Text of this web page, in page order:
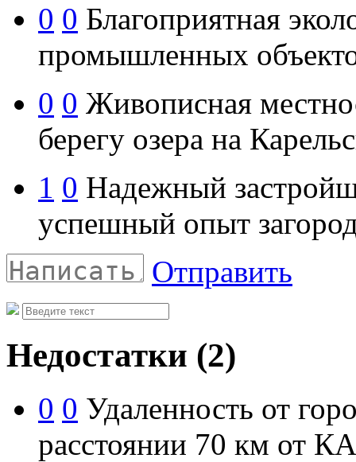
0 0 Благоприятная
промышленных
0 0 Живописная
берегу озера на
1 0 Надежный
успешный опыт
Отправить
Недостатки (2)
0 0 Удаленность от
расстоянии 70 км от